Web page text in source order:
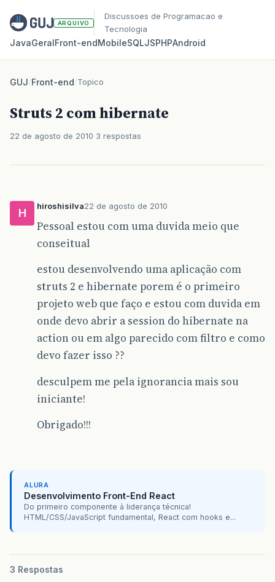
ARQUIVO
Discussoes de Programacao e
Tecnologia
JavaGeralFront‑endMobileSQLJSPHPAndroid
GUJ/Front-end/Topico
Struts 2 com hibernate
22 de agosto de 2010 3 respostas
H
hiroshisilva22 de agosto de 2010
Pessoal estou com uma duvida meio que
conseitual
estou desenvolvendo uma aplicação com
struts 2 e hibernate porem é o primeiro
projeto web que faço e estou com duvida em
onde devo abrir a session do hibernate na
action ou em algo parecido com filtro e como
devo fazer isso ??
desculpem me pela ignorancia mais sou
iniciante!
Obrigado!!!
ALURA
Desenvolvimento Front-End React
Do primeiro componente à liderança técnica!
HTML/CSS/JavaScript fundamental, React com hooks e...
3 Respostas